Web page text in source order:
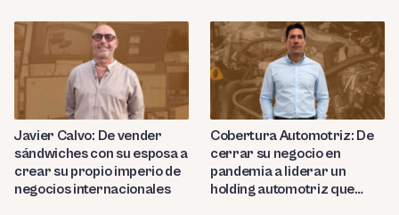
países
productos de cuero de lujo
Javier Calvo: De vender
sándwiches con su esposa a
crear su propio imperio de
negocios internacionales
Cobertura Automotriz: De
cerrar su negocio en
pandemia a liderar un
holding automotriz que